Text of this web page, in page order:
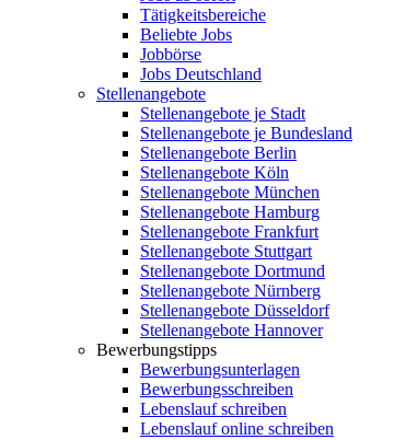
Tätigkeitsbereiche
Beliebte Jobs
Jobbörse
Jobs Deutschland
Stellenangebote
Stellenangebote je Stadt
Stellenangebote je Bundesland
Stellenangebote Berlin
Stellenangebote Köln
Stellenangebote München
Stellenangebote Hamburg
Stellenangebote Frankfurt
Stellenangebote Stuttgart
Stellenangebote Dortmund
Stellenangebote Nürnberg
Stellenangebote Düsseldorf
Stellenangebote Hannover
Bewerbungstipps
Bewerbungsunterlagen
Bewerbungsschreiben
Lebenslauf schreiben
Lebenslauf online schreiben